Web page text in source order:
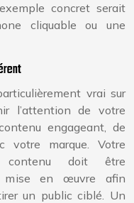
concret serait
cliquable ou une
vrai sur
l’attention de votre
engageant, de
votre marque. Votre
doit être
mise en œuvre afin
un public ciblé. Un